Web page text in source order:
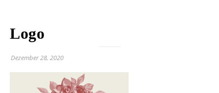
Logo
Dezember 28, 2020